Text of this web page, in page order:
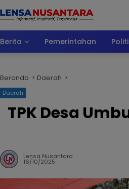
Berita
Pemerintahan
Beranda Daerah
Daerah
TPK Desa
Lensa Nusantara
16/10/2025